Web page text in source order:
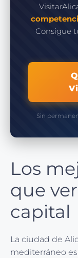
Consigue
Sin
Los
que
capital
La ciudad de
mediterráneo